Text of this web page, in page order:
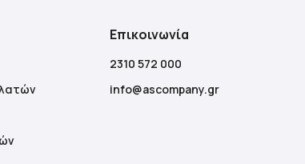
Επικοινωνία
2310 572 000
info@ascompany.gr